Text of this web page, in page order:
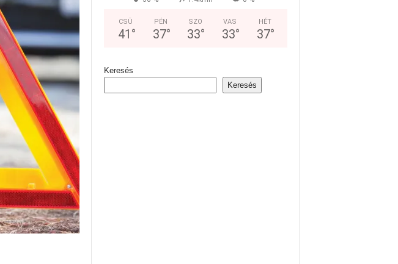
CSÜ
41 °
PÉN
37°
SZO
33°
VAS
33°
HÉT
37°
Keresés
Keresés